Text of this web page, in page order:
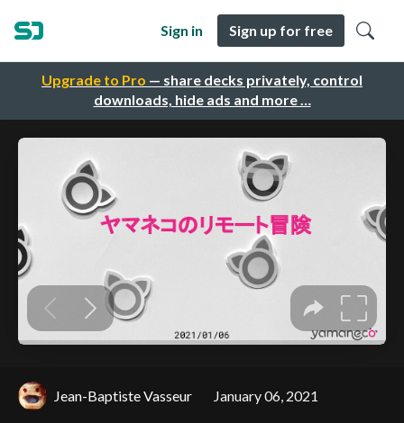
Upgrade to Pro — share decks privately, control
downloads, hide ads and more …
Sign in Sign up for free
Jean-Baptiste Vasseur January 06, 2021